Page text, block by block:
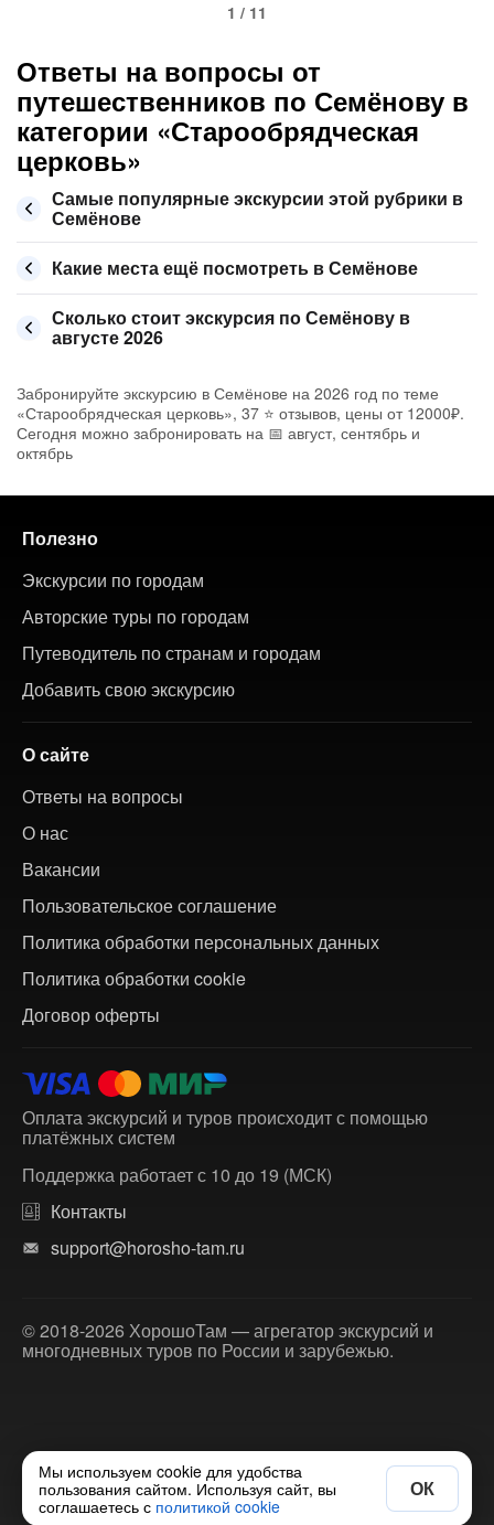
1 / 11
Ответы на вопросы от
путешественников по Семёнову в
категории «Старообрядческая
церковь»
Самые популярные экскурсии этой рубрики в
Семёнове
Какие места ещё посмотреть в Семёнове
Сколько стоит экскурсия по Семёнову в
августе 2026
Забронируйте экскурсию в Семёнове на 2026 год по теме
«Старообрядческая церковь», 37 ⭐ отзывов, цены от 12000₽.
Сегодня можно забронировать на 📅 август, сентябрь и
октябрь
Полезно
Экскурсии по городам
Авторские туры по городам
Путеводитель по странам и городам
Добавить свою экскурсию
О сайте
Ответы на вопросы
О нас
Вакансии
Пользовательское соглашение
Политика обработки персональных данных
Политика обработки cookie
Договор оферты
Оплата экскурсий и туров происходит с помощью
платёжных систем
Поддержка работает с 10 до 19 (МСК)
Контакты
support@horosho-tam.ru
© 2018-2026 ХорошоТам — агрегатор экскурсий и
многодневных туров по России и зарубежью.
Мы используем cookie для удобства
пользования сайтом. Используя сайт, вы
соглашаетесь с политикой cookie
ОК